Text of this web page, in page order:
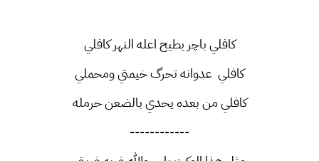
كافلي باچر يطيح اعله النهر كافلي
كافلي عدوانه تحرگ خيمتي ومحملي
كافلي من بعده يحدي بالضعن حرمله
------------